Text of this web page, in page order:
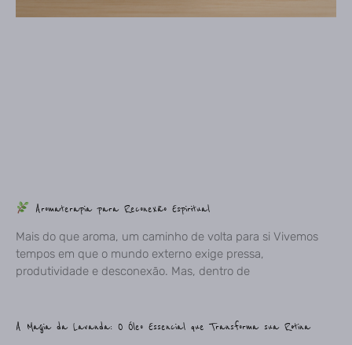
Aromaterapia para Reconexão Espiritual
Mais do que aroma, um caminho de volta para si Vivemos
tempos em que o mundo externo exige pressa,
produtividade e desconexão. Mas, dentro de
A Magia da Lavanda: O Óleo Essencial que Transforma sua Rotina